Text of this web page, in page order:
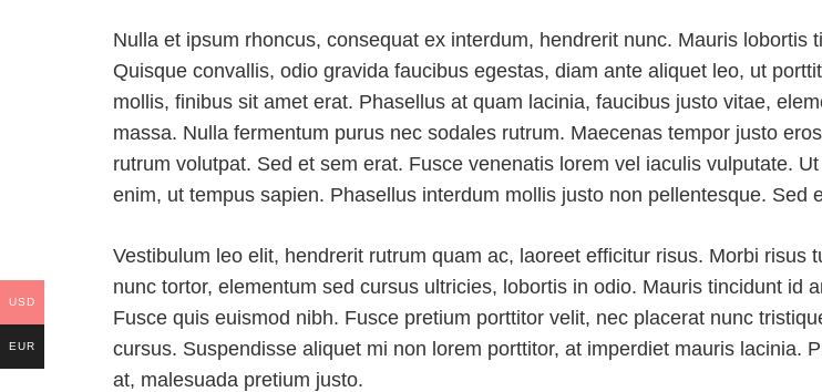
Nulla et ipsum rhoncus, consequat ex interdum, hendrerit nunc. Mauris
Quisque convallis, odio gravida faucibus egestas, diam ante aliquet leo, ut
mollis, finibus sit amet erat. Phasellus at quam lacinia, faucibus justo vitae,
massa. Nulla fermentum purus nec sodales rutrum. Maecenas tempor justo
rutrum volutpat. Sed et sem erat. Fusce venenatis lorem vel iaculis vulputate.
enim, ut tempus sapien. Phasellus interdum mollis justo non pellentesque. Sed
Vestibulum leo elit, hendrerit rutrum quam ac, laoreet efficitur risus. Morbi
nunc tortor, elementum sed cursus ultricies, lobortis in odio. Mauris tincidunt id
Fusce quis euismod nibh. Fusce pretium porttitor velit, nec placerat nunc
cursus. Suspendisse aliquet mi non lorem porttitor, at imperdiet mauris lacinia.
at, malesuada pretium justo.
USD
EUR